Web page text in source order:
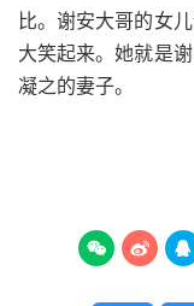
比。谢安大哥的女
大笑起来。她就是
凝之的妻子。
  